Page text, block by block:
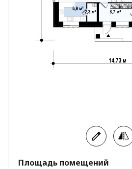
Площадь помещений